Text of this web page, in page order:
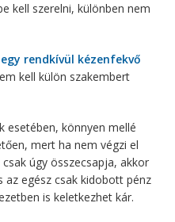
kell szerelni, különben nem
rendkívül kézenfekvő
kell külön szakembert
esetében, könnyen mellé
mert ha nem végzi el
úgy összecsapja, akkor
egész csak kidobott pénz
is keletkezhet kár.